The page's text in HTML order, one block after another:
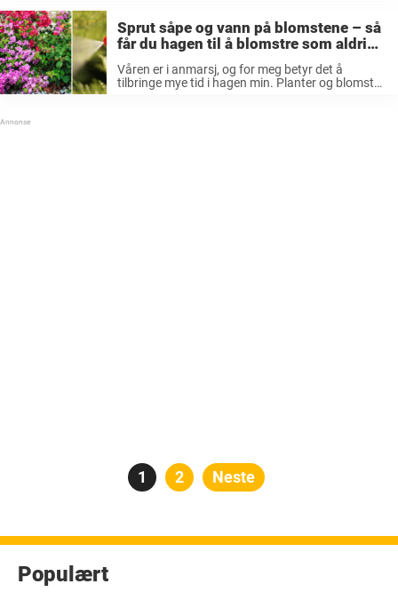
Sprut såpe og vann på blomstene – så
får du hagen til å blomstre som aldri
før
Våren er i anmarsj, og for meg betyr det å
tilbringe mye tid i hagen min. Planter og blomster
Posts
Side
1 Side
2 Neste
Populært